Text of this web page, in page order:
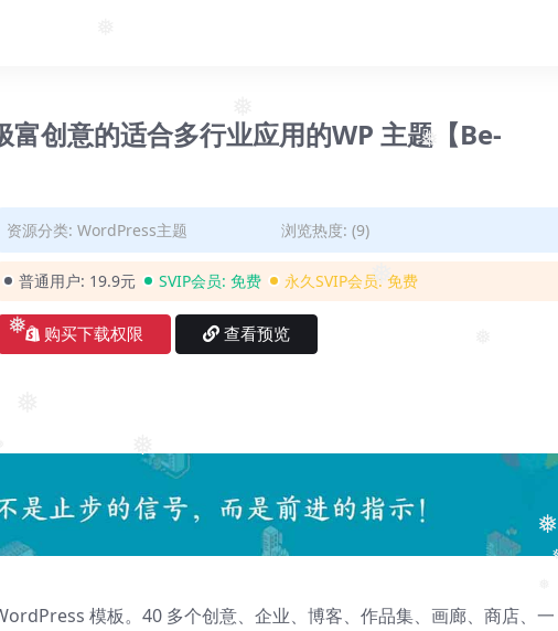
❅
❅
❅
❅
创意的适合多行业应用的WP 主题【Be-
资源分类: WordPress主题 浏览热度: (9)
普通用户: 19.9元 SVIP会员: 免费 永久SVIP会员: 免费
购买下载权限 查看预览
模板。40 多个创意、企业、博客、作品集、画廊、商店、一